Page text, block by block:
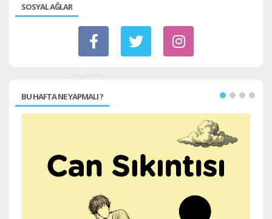
SOSYAL AĞLAR
BU HAFTA NE YAPMALI ?